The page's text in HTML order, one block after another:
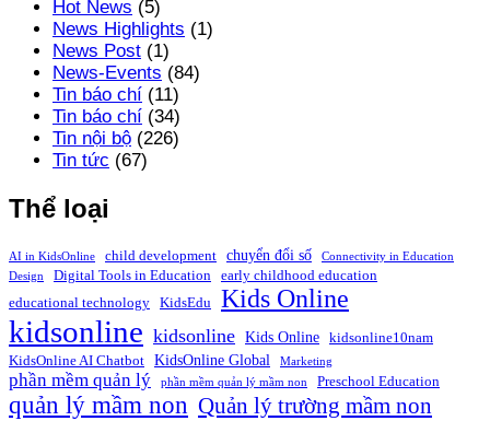
Hot News (5)
News Highlights (1)
News Post (1)
News-Events (84)
Tin báo chí (11)
Tin báo chí (34)
Tin nội bộ (226)
Tin tức (67)
Thể loại
AI in KidsOnline child development chuyển đổi số
Connectivity in Education
Design
Digital Tools in Education
early childhood education
educational technology
KidsEdu Kids Online
kidsonline kidsonline Kids Online
kidsonline10nam
KidsOnline AI Chatbot
KidsOnline Global Marketing
phần mềm quản lý phần mềm quản lý mầm non Preschool Education
quản lý mầm non Quản lý trường mầm non